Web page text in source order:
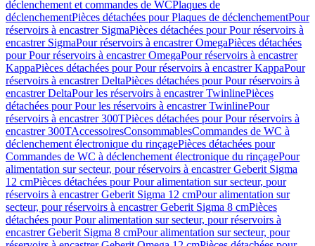
déclenchement et commandes de WCPlaques de
déclenchementPièces détachées pour Plaques de déclenchementPour
réservoirs à encastrer SigmaPièces détachées pour Pour réservoirs à
encastrer SigmaPour réservoirs à encastrer OmegaPièces détachées
pour Pour réservoirs à encastrer OmegaPour réservoirs à encastrer
KappaPièces détachées pour Pour réservoirs à encastrer KappaPour
réservoirs à encastrer DeltaPièces détachées pour Pour réservoirs à
encastrer DeltaPour les réservoirs à encastrer TwinlinePièces
détachées pour Pour les réservoirs à encastrer TwinlinePour
réservoirs à encastrer 300TPièces détachées pour Pour réservoirs à
encastrer 300TAccessoiresConsommablesCommandes de WC à
déclenchement électronique du rinçagePièces détachées pour
Commandes de WC à déclenchement électronique du rinçagePour
alimentation sur secteur, pour réservoirs à encastrer Geberit Sigma
12 cmPièces détachées pour Pour alimentation sur secteur, pour
réservoirs à encastrer Geberit Sigma 12 cmPour alimentation sur
secteur, pour réservoirs à encastrer Geberit Sigma 8 cmPièces
détachées pour Pour alimentation sur secteur, pour réservoirs à
encastrer Geberit Sigma 8 cmPour alimentation sur secteur, pour